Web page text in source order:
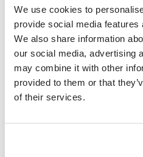
We use cookies to
provide social media
We also share information
our social media, advertising
may combine it with other
provided to them or that
of their services.
play.yaml
---
- name: Get
hosts: test